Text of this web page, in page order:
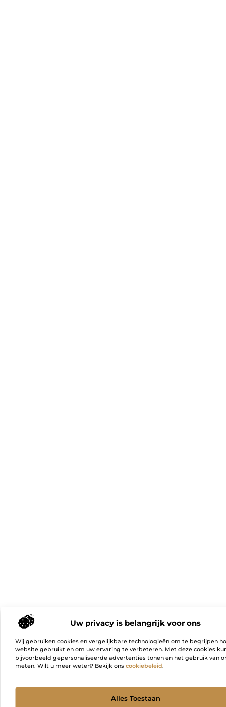
Uw privacy is belangrijk voor ons
Wij gebruiken cookies en vergelijkbare technologieën om te begrijpen
website gebruikt en om uw ervaring te verbeteren. Met deze cookies
bijvoorbeeld gepersonaliseerde advertenties tonen en het gebruik van
meten. Wilt u meer weten? Bekijk ons cookiebeleid.
Alles Toestaan